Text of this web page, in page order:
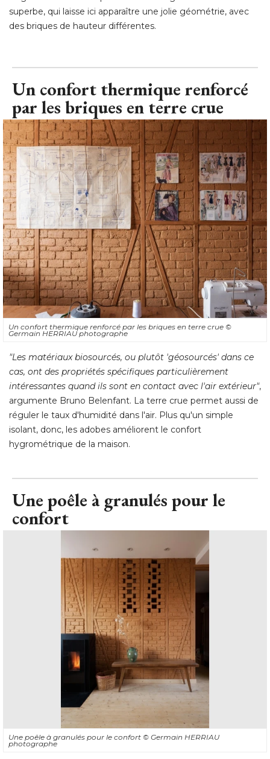
superbe, qui laisse ici apparaître une jolie géométrie, avec
des briques de hauteur différentes.
Un confort thermique renforcé
par les briques en terre crue
Un confort thermique renforcé par les briques en terre crue ©
Germain HERRIAU photographe
"Les matériaux biosourcés, ou plutôt 'géosourcés' dans ce
cas, ont des propriétés spécifiques particulièrement
intéressantes quand ils sont en contact avec l'air extérieur",
argumente Bruno Belenfant. La terre crue permet aussi de
réguler le taux d'humidité dans l'air. Plus qu'un simple
isolant, donc, les adobes améliorent le confort
hygrométrique de la maison.
Une poêle à granulés pour le
confort
Une poêle à granulés pour le confort © Germain HERRIAU
photographe